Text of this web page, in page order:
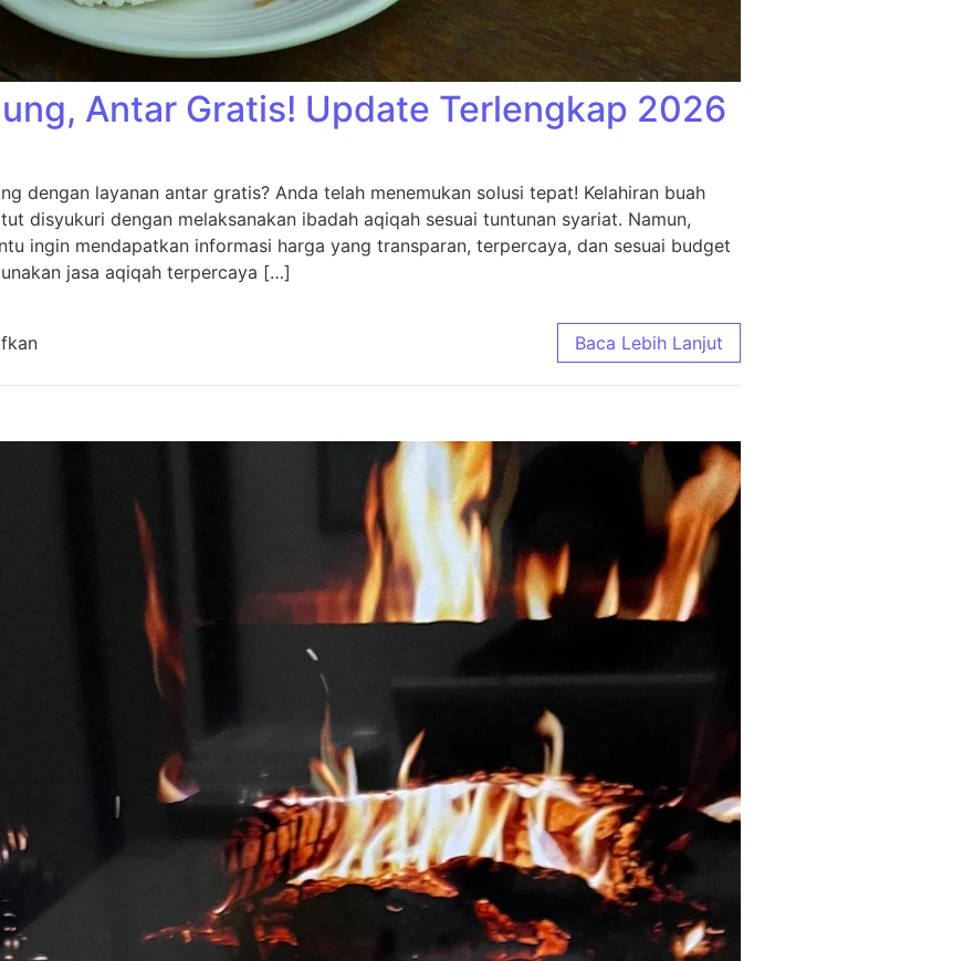
Antar Gratis! Update Terlengkap 2026
dengan layanan antar gratis? Anda telah menemukan solusi tepat! Kelahiran buah
disyukuri dengan melaksanakan ibadah aqiqah sesuai tuntunan syariat. Namun,
ingin mendapatkan informasi harga yang transparan, terpercaya, dan sesuai budget
jasa aqiqah terpercaya […]
pada Harga Aqiqah Bandung, Antar Gratis! Update Terlengkap 2026Baca Lebih Lanjut